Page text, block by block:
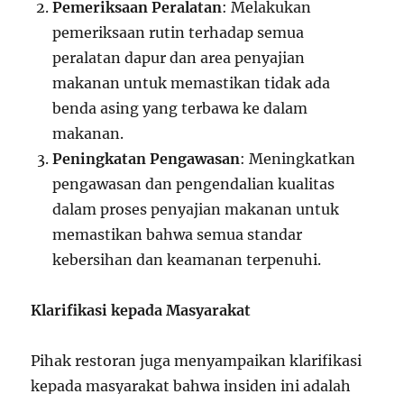
Pemeriksaan Peralatan: Melakukan
pemeriksaan rutin terhadap semua
peralatan dapur dan area penyajian
makanan untuk memastikan tidak ada
benda asing yang terbawa ke dalam
makanan.
Peningkatan Pengawasan: Meningkatkan
pengawasan dan pengendalian kualitas
dalam proses penyajian makanan untuk
memastikan bahwa semua standar
kebersihan dan keamanan terpenuhi.
Klarifikasi kepada Masyarakat
Pihak restoran juga menyampaikan klarifikasi
kepada masyarakat bahwa insiden ini adalah